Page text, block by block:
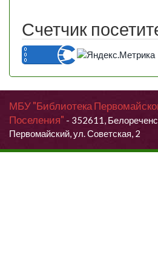
Счетчик
МБУ "Библиотека
Поселения" - 352611,
Первомайский, ул. Советская, 2